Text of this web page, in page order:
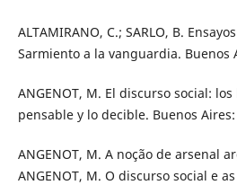
ALTAMIRANO, C.; SARLO, B.
Sarmiento a la vanguardia. Buenos
ANGENOT, M. El discurso social:
pensable y lo decible. Buenos
ANGENOT, M. A noção de arsenal
ANGENOT, M. O discurso social e